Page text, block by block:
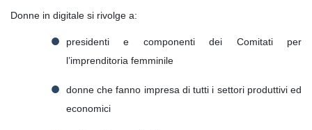
Donne in digitale si rivolge a:
presidenti e componenti dei Comitati per
l’imprenditoria femminile
donne che fanno impresa di tutti i settori produttivi ed
economici